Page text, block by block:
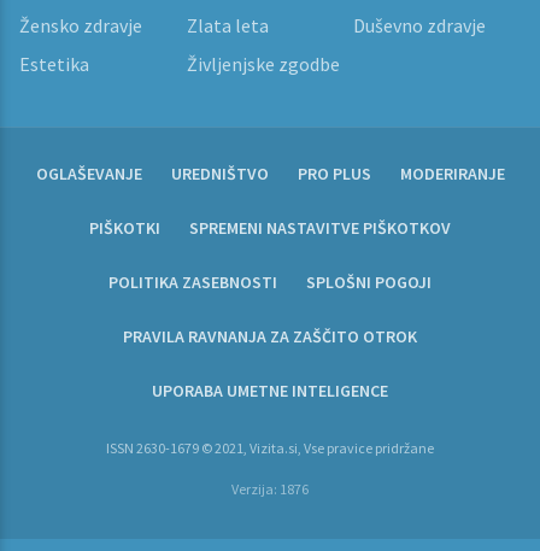
Žensko zdravje
Zlata leta
Duševno zdravje
Estetika
Življenjske zgodbe
OGLAŠEVANJE UREDNIŠTVO PRO PLUS MODERIRANJE
PIŠKOTKI SPREMENI NASTAVITVE PIŠKOTKOV
POLITIKA ZASEBNOSTI SPLOŠNI POGOJI
PRAVILA RAVNANJA ZA ZAŠČITO OTROK
UPORABA UMETNE INTELIGENCE
ISSN 2630-1679 © 2021, Vizita.si, Vse pravice pridržane
Verzija: 1876